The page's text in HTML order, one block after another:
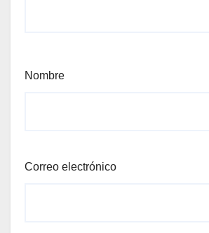
Nombre
Correo electrónico